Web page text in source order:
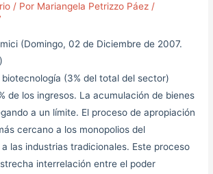
/ Por Mariangela Petrizzo Páez/
(Domingo, 02 de Diciembre de 2007.
)
biotecnología (3% del total del sector)
de los ingresos. La acumulación de bienes
a un límite. El proceso de apropiación
cercano a los monopolios del
las industrias tradicionales. Este proceso
interrelación entre el poder